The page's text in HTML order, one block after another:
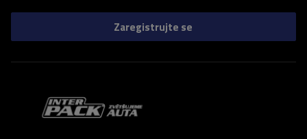
Zaregistrujte se